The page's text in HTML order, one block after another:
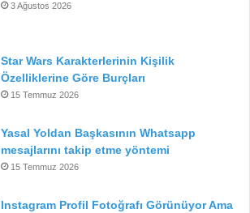
3 Ağustos 2026
Star Wars Karakterlerinin Kişilik
Özelliklerine Göre Burçları
15 Temmuz 2026
Yasal Yoldan Başkasının Whatsapp
mesajlarını takip etme yöntemi
15 Temmuz 2026
Instagram Profil Fotoğrafı Görünüyor Ama